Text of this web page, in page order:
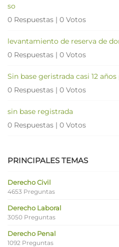
so
0 Respuestas | 0 Votos
levantamiento de reserva de
0 Respuestas | 0 Votos
Sin base geristrada casi 12
0 Respuestas | 0 Votos
sin base registrada
0 Respuestas | 0 Votos
PRINCIPALES TEMAS
Derecho Civil
4653 Preguntas
Derecho Laboral
3050 Preguntas
Derecho Penal
1092 Preguntas